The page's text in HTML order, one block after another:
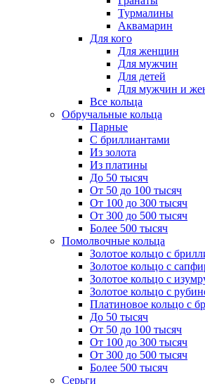
Турмалины
Аквамарин
Для кого
Для женщин
Для мужчин
Для детей
Для мужчин и
Все кольца
Обручальные кольца
Парные
С бриллиантами
Из золота
Из платины
До 50 тысяч
От 50 до 100 тысяч
От 100 до 300 тысяч
От 300 до 500 тысяч
Более 500 тысяч
Помолвочные кольца
Золотое кольцо с
Золотое кольцо с
Золотое кольцо с
Золотое кольцо с
Платиновое кольцо с
До 50 тысяч
От 50 до 100 тысяч
От 100 до 300 тысяч
От 300 до 500 тысяч
Более 500 тысяч
Серьги